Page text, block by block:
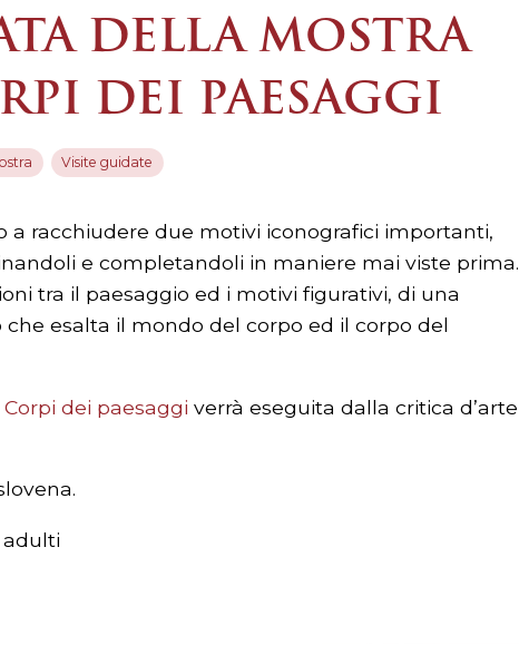
DELLA MOSTRA
DEI PAESAGGI
Visite guidate
a racchiudere due motivi iconografici importanti,
e completandoli in maniere mai viste prima.
tra il paesaggio ed i motivi figurativi, di una
esalta il mondo del corpo ed il corpo del
Corpi dei paesaggi verrà eseguita dalla critica d’arte
adulti